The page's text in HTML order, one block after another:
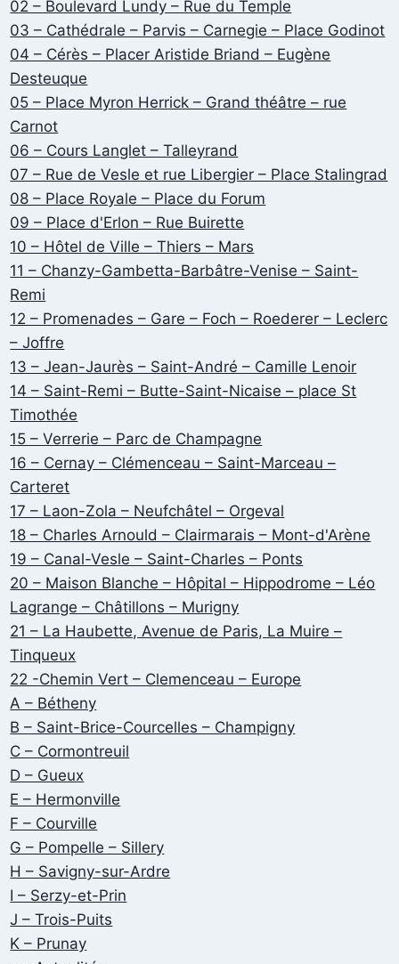
02 – Boulevard Lundy – Rue du Temple
03 – Cathédrale – Parvis – Carnegie – Place Godinot
04 – Cérès – Placer Aristide Briand – Eugène
Desteuque
05 – Place Myron Herrick – Grand théâtre – rue
Carnot
06 – Cours Langlet – Talleyrand
07 – Rue de Vesle et rue Libergier – Place Stalingrad
08 – Place Royale – Place du Forum
09 – Place d'Erlon – Rue Buirette
10 – Hôtel de Ville – Thiers – Mars
11 – Chanzy-Gambetta-Barbâtre-Venise – Saint-
Remi
12 – Promenades – Gare – Foch – Roederer – Leclerc
– Joffre
13 – Jean-Jaurès – Saint-André – Camille Lenoir
14 – Saint-Remi – Butte-Saint-Nicaise – place St
Timothée
15 – Verrerie – Parc de Champagne
16 – Cernay – Clémenceau – Saint-Marceau –
Carteret
17 – Laon-Zola – Neufchâtel – Orgeval
18 – Charles Arnould – Clairmarais – Mont-d'Arène
19 – Canal-Vesle – Saint-Charles – Ponts
20 – Maison Blanche – Hôpital – Hippodrome – Léo
Lagrange – Châtillons – Murigny
21 – La Haubette, Avenue de Paris, La Muire –
Tinqueux
22 -Chemin Vert – Clemenceau – Europe
A – Bétheny
B – Saint-Brice-Courcelles – Champigny
C – Cormontreuil
D – Gueux
E – Hermonville
F – Courville
G – Pompelle – Sillery
H – Savigny-sur-Ardre
I – Serzy-et-Prin
J – Trois-Puits
K – Prunay